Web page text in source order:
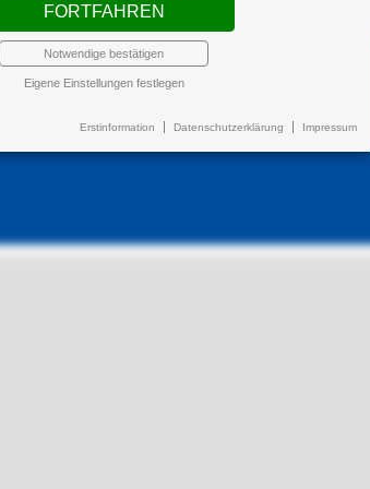
FORTFAHREN
Notwendige bestätigen
Eigene Einstellungen festlegen
Erstinformation Datenschutzerklärung Impressum